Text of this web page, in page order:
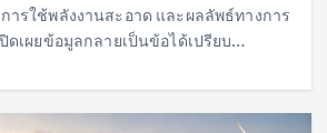
ารใช้พลังงานสะอาด และผลลัพธ์ทางการ
ปิดเผยข้อมูลกลายเป็นข้อได้เปรียบ…